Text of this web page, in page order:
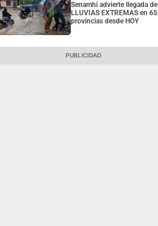
Senamhi advierte llegada de
LLUVIAS EXTREMAS en 65
provincias desde HOY